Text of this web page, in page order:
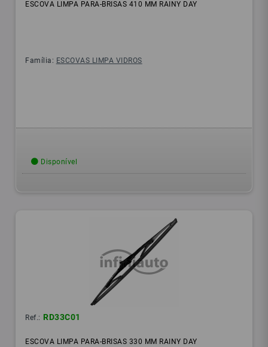
ESCOVA LIMPA PARA-BRISAS 410 MM RAINY DAY
Família: ESCOVAS LIMPA VIDROS
Disponível
Ref.: RD33C01
ESCOVA LIMPA PARA-BRISAS 330 MM RAINY DAY